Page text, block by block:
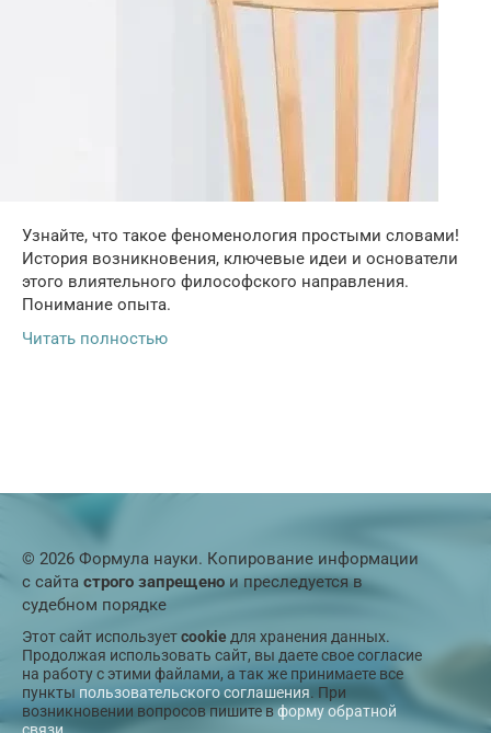
Узнайте, что такое феноменология простыми словами!
История возникновения, ключевые идеи и основатели
этого влиятельного философского направления.
Понимание опыта.
Читать полностью
© 2026 Формула науки. Копирование информации
с сайта строго запрещено и преследуется в
судебном порядке
Этот сайт используетcookie для хранения данных.
Продолжая использовать сайт, вы даете свое согласие
на работу с этими файлами, а так же принимаете все
пункты пользовательского соглашения. При
возникновении вопросов пишите вформу обратной